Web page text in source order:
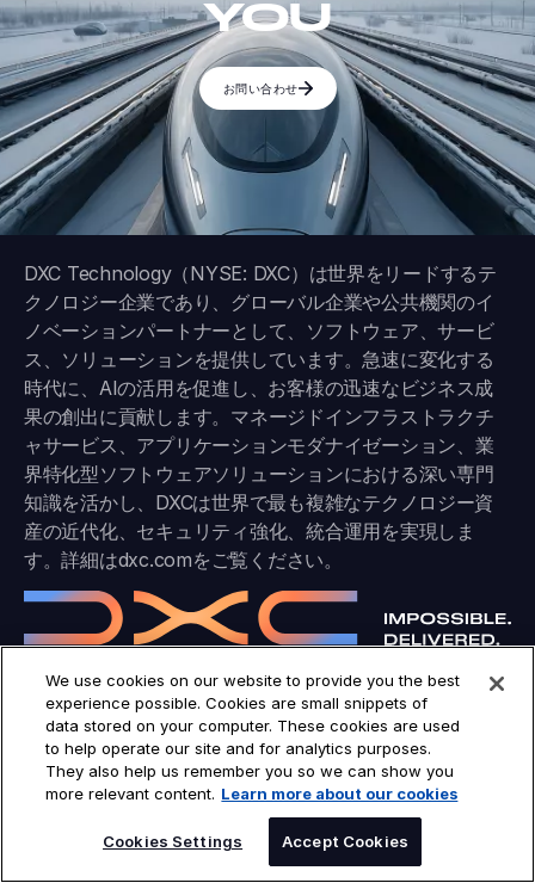
YOU
お問い合わせ
DXC Technology（NYSE: DXC）は世界をリードするテ
クノロジー企業であり、グローバル企業や公共機関のイ
ノベーションパートナーとして、ソフトウェア、サービ
ス、ソリューションを提供しています。急速に変化する
時代に、AIの活用を促進し、お客様の迅速なビジネス成
果の創出に貢献します。マネージドインフラストラクチ
ャサービス、アプリケーションモダナイゼーション、業
界特化型ソフトウェアソリューションにおける深い専門
知識を活かし、DXCは世界で最も複雑なテクノロジー資
産の近代化、セキュリティ強化、統合運用を実現しま
す。詳細はdxc.comをご覧ください。
COMPANY
業界サービス
プラットフォーム
インサイト
We use cookies on our website to provide you the best
experience possible. Cookies are small snippets of
data stored on your computer. These cookies are used
to help operate our site and for analytics purposes.
They also help us remember you so we can show you
more relevant content. Learn more about our cookies
Cookies Settings Accept Cookies